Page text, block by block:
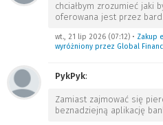
chciałbym zrozumieć jaki
oferowana jest przez
wt., 21 lip 2026 (07:12) • Zakup
wyróżniony przez Global
PykPyk:
Zamiast zajmować się
beznadziejną aplikację